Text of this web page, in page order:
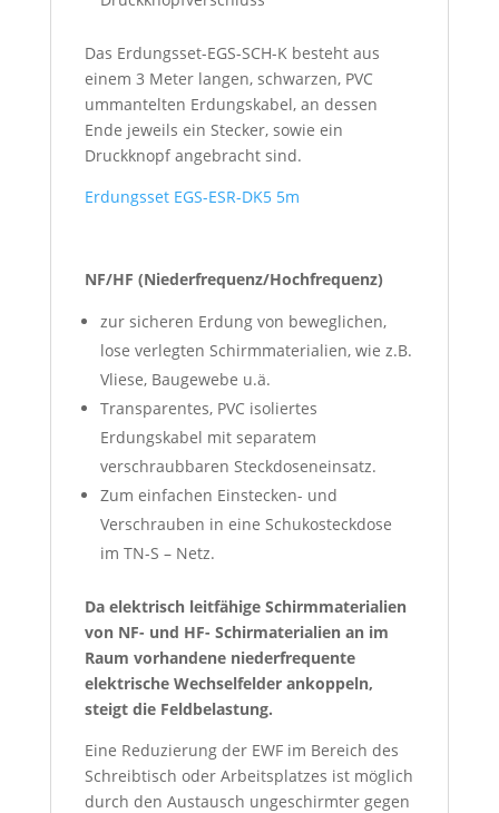
Das Erdungsset-EGS-SCH-K besteht aus
einem 3 Meter langen, schwarzen, PVC
ummantelten Erdungskabel, an dessen
Ende jeweils ein Stecker, sowie ein
Druckknopf angebracht sind.
Erdungsset EGS-ESR-DK5 5m
NF/HF (Niederfrequenz/Hochfrequenz)
zur sicheren Erdung von beweglichen,
lose verlegten Schirmmaterialien, wie z.B.
Vliese, Baugewebe u.ä.
Transparentes, PVC isoliertes
Erdungskabel mit separatem
verschraubbaren Steckdoseneinsatz.
Zum einfachen Einstecken- und
Verschrauben in eine Schukosteckdose
im TN-S – Netz.
Da elektrisch leitfähige Schirmmaterialien
von NF- und HF- Schirmaterialien an im
Raum vorhandene niederfrequente
elektrische Wechselfelder ankoppeln,
steigt die Feldbelastung.
Eine Reduzierung der EWF im Bereich des
Schreibtisch oder Arbeitsplatzes ist möglich
durch den Austausch ungeschirmter gegen